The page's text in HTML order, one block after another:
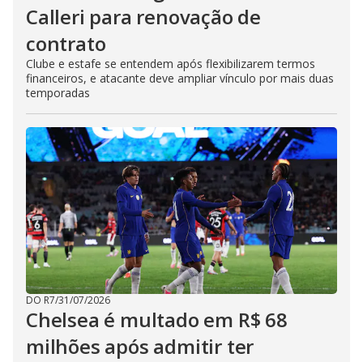
Calleri para renovação de
contrato
Clube e estafe se entendem após flexibilizarem termos
financeiros, e atacante deve ampliar vínculo por mais duas
temporadas
DO R7/31/07/2026
Chelsea é multado em R$ 68
milhões após admitir ter